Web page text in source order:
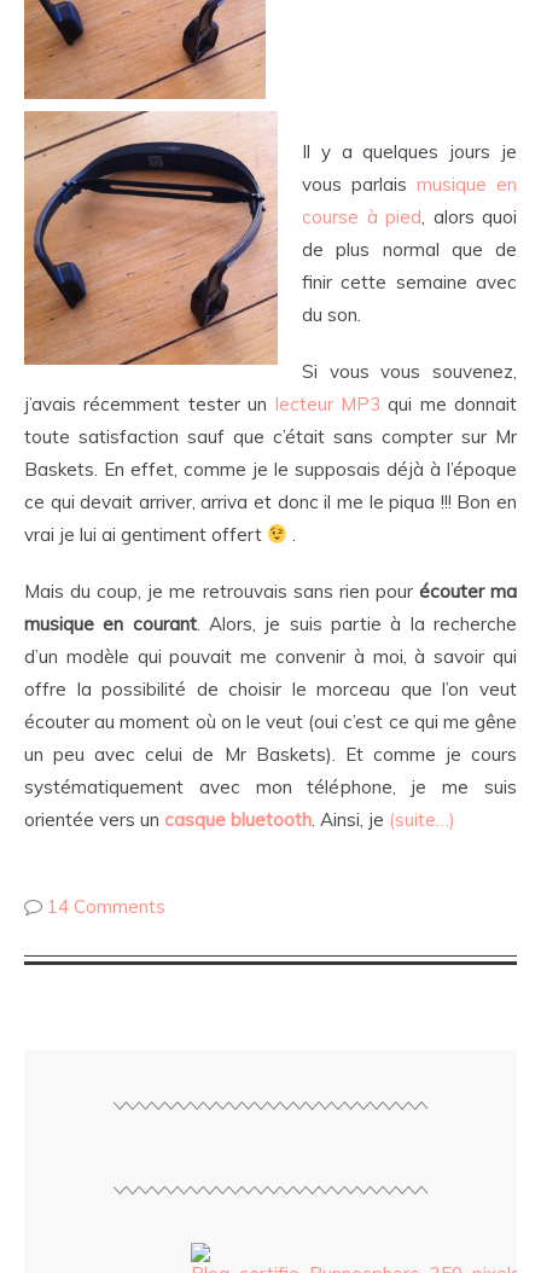
Il y a quelques jours je
vous parlais musique en
course à pied, alors quoi
de plus normal que de
finir cette semaine avec
du son.
Si vous vous souvenez,
j’avais récemment tester un lecteur MP3 qui me donnait
toute satisfaction sauf que c’était sans compter sur Mr
Baskets. En effet, comme je le supposais déjà à l’époque
ce qui devait arriver, arriva et donc il me le piqua !!! Bon en
vrai je lui ai gentiment offert
.
Mais du coup, je me retrouvais sans rien pourécouter ma
musique en courant. Alors, je suis partie à la recherche
d’un modèle qui pouvait me convenir à moi, à savoir qui
offre la possibilité de choisir le morceau que l’on veut
écouter au moment où on le veut (oui c’est ce qui me gêne
un peu avec celui de Mr Baskets). Et comme je cours
systématiquement avec mon téléphone, je me suis
orientée vers un casque bluetooth. Ainsi, je (suite…)
14 Comments